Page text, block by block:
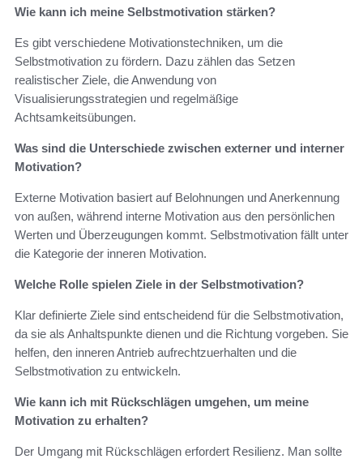
Wie kann ich meine Selbstmotivation stärken?
Es gibt verschiedene Motivationstechniken, um die
Selbstmotivation zu fördern. Dazu zählen das Setzen
realistischer Ziele, die Anwendung von
Visualisierungsstrategien und regelmäßige
Achtsamkeitsübungen.
Was sind die Unterschiede zwischen externer und interner
Motivation?
Externe Motivation basiert auf Belohnungen und Anerkennung
von außen, während interne Motivation aus den persönlichen
Werten und Überzeugungen kommt. Selbstmotivation fällt unter
die Kategorie der inneren Motivation.
Welche Rolle spielen Ziele in der Selbstmotivation?
Klar definierte Ziele sind entscheidend für die Selbstmotivation,
da sie als Anhaltspunkte dienen und die Richtung vorgeben. Sie
helfen, den inneren Antrieb aufrechtzuerhalten und die
Selbstmotivation zu entwickeln.
Wie kann ich mit Rückschlägen umgehen, um meine
Motivation zu erhalten?
Der Umgang mit Rückschlägen erfordert Resilienz. Man sollte